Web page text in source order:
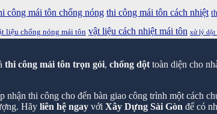
công mái tôn chống nóng thi công mái tôn cách nhiệt
liệu chống nóng mái tôn vật liệu cách nhiệt mái tôn xử lý dột
thi công mái tôn trọn gói, chống dột toàn diện cho
nhận thi công cho đến bàn giao công trình một cách
Hãy liên hệ ngay với Xây Dựng Sài Gòn để có